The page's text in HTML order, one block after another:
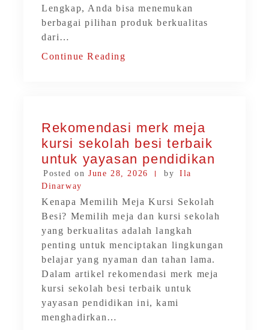
Lengkap, Anda bisa menemukan
berbagai pilihan produk berkualitas
dari…
Continue Reading
Rekomendasi merk meja
kursi sekolah besi terbaik
untuk yayasan pendidikan
Posted on June 28, 2026 by
Ila
Dinarway
Kenapa Memilih Meja Kursi Sekolah
Besi? Memilih meja dan kursi sekolah
yang berkualitas adalah langkah
penting untuk menciptakan lingkungan
belajar yang nyaman dan tahan lama.
Dalam artikel rekomendasi merk meja
kursi sekolah besi terbaik untuk
yayasan pendidikan ini, kami
menghadirkan…